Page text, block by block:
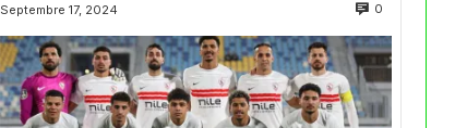
Septembre 17, 2024 0